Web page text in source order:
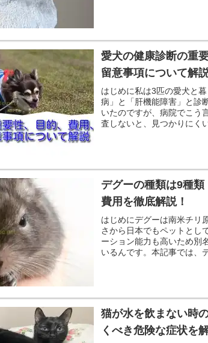
愛犬の健康診断の重
留意事項について解
はじめに私は3匹の愛犬と
病」と「肝機能障害」と診
いたのですが、病院でこう
査しないと、見つかりにく
デグーの種類は9種
費用を徹底解説！
はじめにデグーは南米チリ
さから日本でもペットとし
ーション能力も高いため別
いるんです。本記事では、
猫が水を飲まない時
くべき危険な症状を